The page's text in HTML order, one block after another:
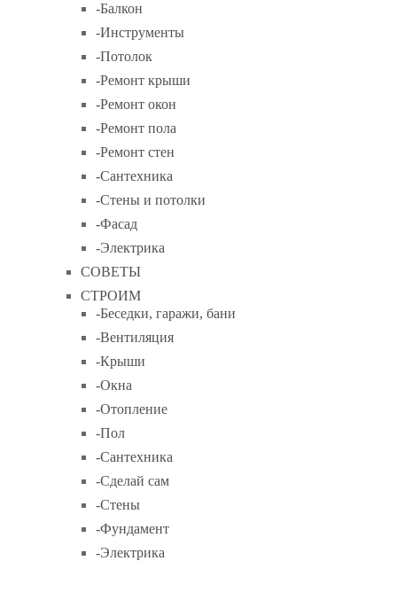
-Балкон
-Инструменты
-Потолок
-Ремонт крыши
-Ремонт окон
-Ремонт пола
-Ремонт стен
-Сантехника
-Стены и потолки
-Фасад
-Электрика
СОВЕТЫ
СТРОИМ
-Беседки, гаражи, бани
-Вентиляция
-Крыши
-Окна
-Отопление
-Пол
-Сантехника
-Сделай сам
-Стены
-Фундамент
-Электрика